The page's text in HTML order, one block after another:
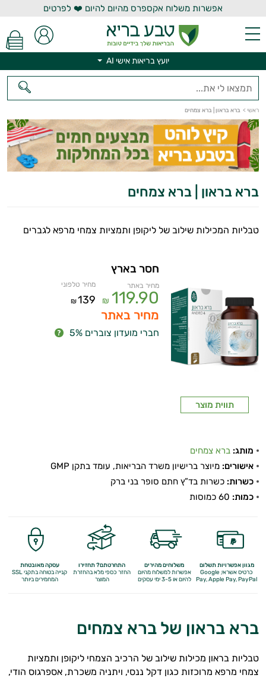
אפשרות משלוח אקספרס מהיום להיום ❤️ לפרטים
יועץ בריאות אישי AI
ראשי > ברא בראון | ברא צמחים
ברא בראון | ברא צמחים
טבליות המכילות שילוב של ליקופן ותמציות צמחי מרפא לגברים
תווית מוצר
חסר בארץ
מחיר באתר
119.90
₪
מחיר טלפוני
139
₪
מחיר באתר
חברי מועדון צוברים 5%
מותג: ברא צמחים
אישורים: מיוצר ברישיון משרד הבריאות, עומד בתקן GMP
כשרות: כשרות בד”ץ חתם סופר בני ברק
כמות:
מגוון אפשרויות תשלום
כרטיס אשראי, Google
Pay,Apple Pay, PayPal
משלוחים מהירים
אפשרות למשלוח מהיום
להיום או 3-5 ימי עסקים
התחרטתם? תחזירו
החזר כספי מלאבהחזרת
המוצר
עסקה מאובטחת
קנייה בטוחה בתקני SSL
המחמירים ביותר
ברא בראון של ברא צמחים
טבליות בראון מכילות שילוב של הרכיב הצמחי ליקופן ותמציות
צמחי מרפא מרוכזות כגון דקל ננסי, ויתניה משכרת, אספרגוס הודי,
יועץ בריאות אישי AI